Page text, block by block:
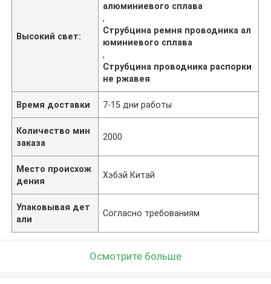
Высокий свет:
алюминиевого сплава
,
Струбцина ремня проводника ал
юминиевого сплава
,
Струбцина проводника распорки
не ржавея
Время доставки 7-15 дни работы
Количество мин
заказа
2000
Место происхож
дения
Хэбэй Китай
Упаковывая дет
али
Согласно требованиям
Осмотрите больше